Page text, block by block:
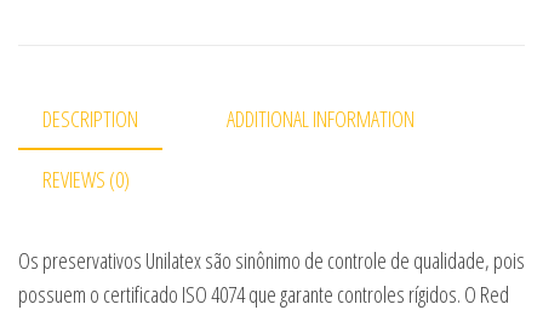
DESCRIPTION ADDITIONAL INFORMATION
REVIEWS (0)
Os preservativos Unilatex são sinônimo de controle de qualidade, pois
possuem o certificado ISO 4074 que garante controles rígidos. O Red